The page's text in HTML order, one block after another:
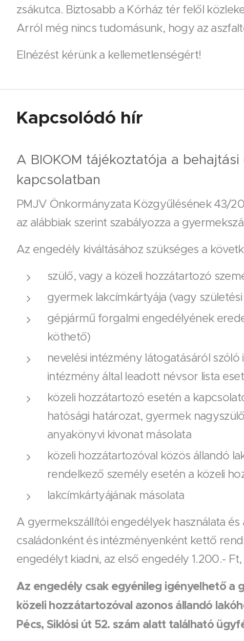
zsákutca. Biztosabb a Kórház tér felől
Arról még nincs tudomásunk, hogy az
Elnézést kérünk a kellemetlenségért!
Kapcsolódó hír
A BIOKOM tájékoztatója a
kapcsolatban
PMJV Önkormányzata Közgyűlésének 43/
az alábbiak szerint szabályozza a
Az engedély kiváltásához szükséges a
szülő, vagy a közeli hozzátartozó
gyermek lakcímkártyája (vagy
gépjármű forgalmi engedélyének
köthető)
nevelési intézmény látogatásáról
intézmény által leadott névsor lista
közeli hozzátartozó esetén a
hatósági határozat, gyermek
anyakönyvi kivonat másolata
közeli hozzátartozóval közös állandó
rendelkező személy esetén a közeli
lakcímkártyájának másolata
A gyermekszállítói engedélyek használata
családonként és intézményenként kettő
engedélyt kiadni, az első engedély 1.200.-
Az engedély csak egyénileg igényelhető a
közeli hozzátartozóval azonos állandó
Pécs, Siklósi út 52. szám alatt található